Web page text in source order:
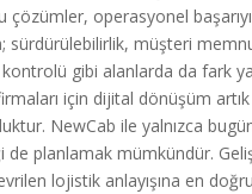
çözümler, operasyonel
sürdürülebilirlik, müşteri
gibi alanlarda da fark
için dijital dönüşüm
NewCab ile yalnızca
de planlamak mümkündür.
lojistik anlayışına en